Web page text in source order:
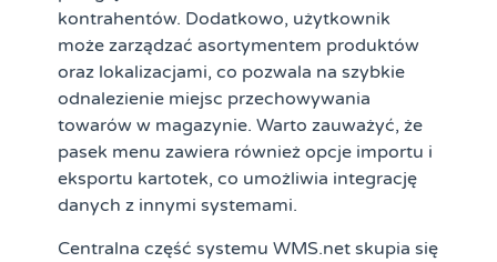
kontrahentów. Dodatkowo, użytkownik
może zarządzać asortymentem produktów
oraz lokalizacjami, co pozwala na szybkie
odnalezienie miejsc przechowywania
towarów w magazynie. Warto zauważyć, że
pasek menu zawiera również opcje importu i
eksportu kartotek, co umożliwia integrację
danych z innymi systemami.
Centralna część systemu WMS.net skupia się